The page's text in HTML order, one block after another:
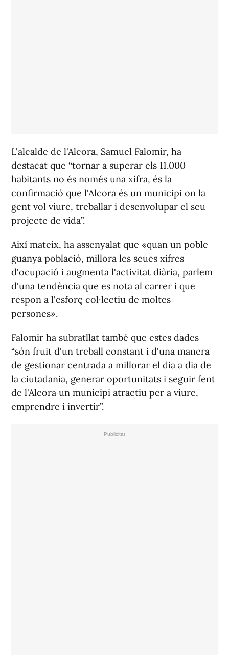
L'alcalde de l'Alcora, Samuel Falomir, ha
destacat que “tornar a superar els 11.000
habitants no és només una xifra, és la
confirmació que l'Alcora és un municipi on la
gent vol viure, treballar i desenvolupar el seu
projecte de vida”.
Així mateix, ha assenyalat que «quan un poble
guanya població, millora les seues xifres
d'ocupació i augmenta l'activitat diària, parlem
d'una tendència que es nota al carrer i que
respon a l'esforç col·lectiu de moltes
persones».
Falomir ha subratllat també que estes dades
“són fruit d'un treball constant i d'una manera
de gestionar centrada a millorar el dia a dia de
la ciutadania, generar oportunitats i seguir fent
de l'Alcora un municipi atractiu per a viure,
emprendre i invertir”.